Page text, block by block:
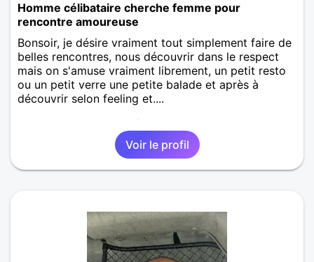
Homme célibataire cherche femme pour
rencontre amoureuse
Bonsoir, je désire vraiment tout simplement faire de
belles rencontres, nous découvrir dans le respect
mais on s'amuse vraiment librement, un petit resto
ou un petit verre une petite balade et après à
découvrir selon feeling et....
Rencontre homme Saint-Georges-de-
Vendée , Pays de la Loire
Voir le profil